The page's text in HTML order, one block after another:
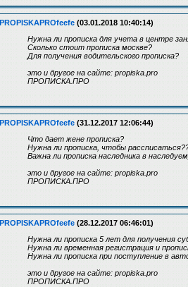
PROPISKAPROfeefe (03.01.2018 10:40:14)
Нужна ли прописка для учета в центре
Сколько стоит прописка москве?
Для получения водительского прописка?
это и другое на сайте: propiska.pro
ПРОПИСКА.ПРО
PROPISKAPROfeefe (31.12.2017 12:06:44)
Что дает жене прописка?
Нужна ли прописка, чтобы
Важна ли прописка наследника в
это и другое на сайте: propiska.pro
ПРОПИСКА.ПРО
PROPISKAPROfeefe (28.12.2017 06:46:01)
Нужна ли прописка 5 лет для получения
Нужна ли временная регистрация и
Нужна ли прописка при поступление в
это и другое на сайте: propiska.pro
ПРОПИСКА.ПРО